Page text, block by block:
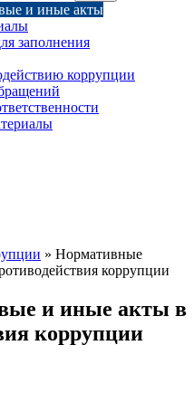
и иные акты
заполнения
коррупции
» Нормативные
коррупции
и иные акты в
коррупции